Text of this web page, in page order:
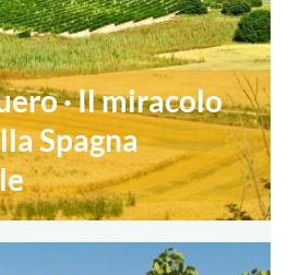
· Il miracolo
Spagna